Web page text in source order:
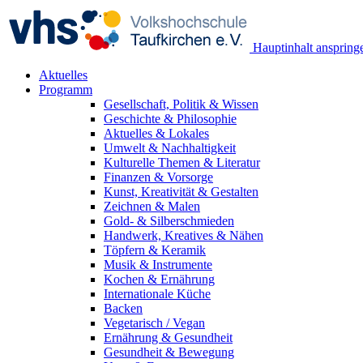
Hauptinhalt
Aktuelles
Programm
Gesellschaft, Politik & Wissen
Geschichte & Philosophie
Aktuelles & Lokales
Umwelt & Nachhaltigkeit
Kulturelle Themen & Literatur
Finanzen & Vorsorge
Kunst, Kreativität & Gestalten
Zeichnen & Malen
Gold- & Silberschmieden
Handwerk, Kreatives & Nähen
Töpfern & Keramik
Musik & Instrumente
Kochen & Ernährung
Internationale Küche
Backen
Vegetarisch / Vegan
Ernährung & Gesundheit
Gesundheit & Bewegung